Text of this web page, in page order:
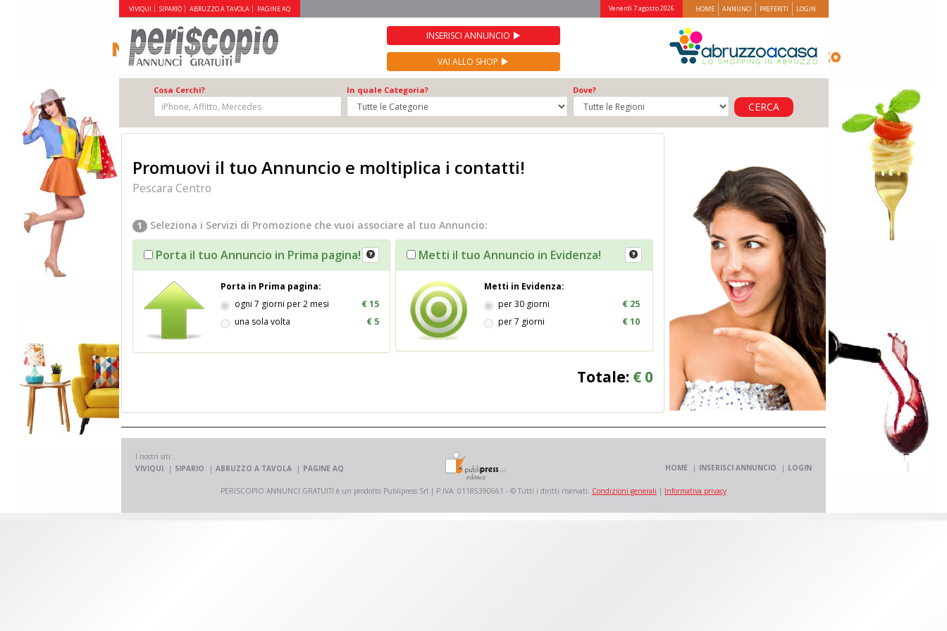
VIVIQUI SIPARIO ABRUZZO A TAVOLA PAGINE AQ HOME ANNUNCI PREFERITI LOGIN
Venerdì 7 agosto 2026
INSERISCI ANNUNCIO
VAI ALLO SHOP
Cosa Cerchi? In quale Categoria? Dove?
CERCA
Promuovi il tuo Annuncio e moltiplica i contatti!
Pescara Centro
1 Seleziona i Servizi di Promozione che vuoi associare al tuo Annuncio:
Porta il tuo Annuncio in Prima pagina!
Porta in Prima pagina:
ogni 7 giorni per 2 mesi
€ 15
una sola volta
€ 5
Metti il tuo Annuncio in Evidenza!
Metti in Evidenza:
per 30 giorni
€ 25
per 7 giorni
€ 10
Totale: € 0
I nostri siti:
VIVIQUI
SIPARIO ABRUZZO A TAVOLA PAGINE AQ HOME INSERISCI ANNUNCIO LOGIN
PERISCOPIO ANNUNCI GRATUITI è un prodotto Publipress Srl | P.IVA: 01185390661 - © Tutti i diritti riservati. Condizioni generali | Informativa privacy